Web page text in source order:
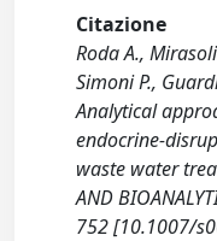
Citazione
Roda A.,
Simoni P.,
Analytical
endocrine-
waste water
AND
752 [10.1007/